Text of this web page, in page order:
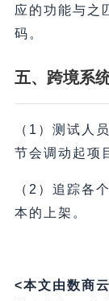
应的功能与之
码。
五、跨境系
（1）测试人
节会调动起项
（2）追踪各
本的上架。
<本文由数商